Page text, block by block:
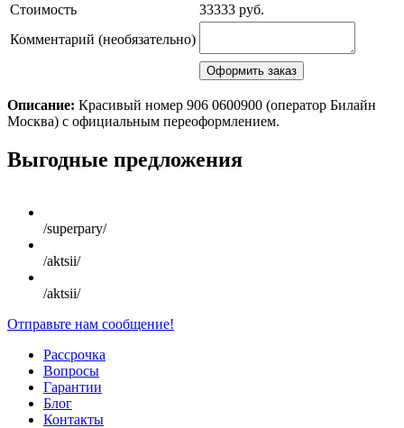
Стоимость
33333 руб.
Комментарий (необязательно)
Описание: Красивый номер 906 0600900 (оператор Билайн
Москва) с официальным переоформлением.
Scroll
Up
Выгодные предложения
/superpary/
/aktsii/
/aktsii/
Отправьте нам сообщение!
Рассрочка
Вопросы
Гарантии
Блог
Контакты